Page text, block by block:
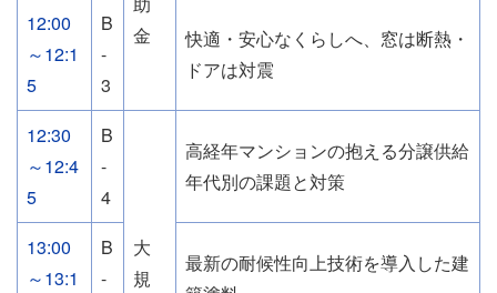
金
12:00
～12:1
5
B
-
3
快適・安心なくらしへ、窓は断熱・
ドアは対震
12:30
～12:4
5
B
-
4
大
規
高経年マンションの抱える分譲供給
年代別の課題と対策
13:00
～13:1
B
-
最新の耐候性向上技術を導入した建